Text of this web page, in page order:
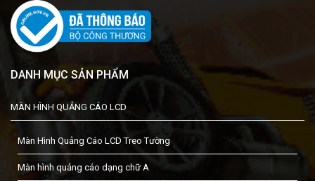
DANH MỤC SẢN PHẨM
MÀN HÌNH QUẢNG CÁO LCD
Màn Hình Quảng Cáo LCD Treo Tường
Màn hình quảng cáo dạng chữ A